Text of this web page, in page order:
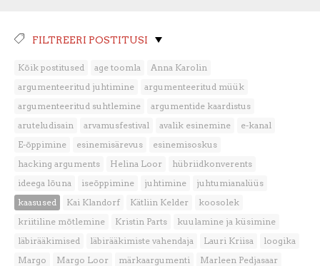
FILTREERI POSTITUSI
Kõik postitused age toomla
Anna Karolin
argumenteeritud juhtimine
argumenteeritud müük
argumenteeritud suhtlemine
argumentide kaardistus
aruteludisain
arvamusfestival avalik esinemine
e-kanal
E-õppimine
esinemisärevus
esinemisoskus
hacking arguments
Helina Loor
hübriidkonverents
ideega lõuna
iseõppimine juhtimine
juhtumianalüüs
kaasused
Kai Klandorf Kätliin Kelder
koosolek
kriitiline mõtlemine
Kristin Parts
kuulamine ja küsimine
läbirääkimised
läbirääkimiste vahendaja Lauri Kriisa
loogika
Margo
Margo Loor märkaargumenti
Marleen Pedjasaar